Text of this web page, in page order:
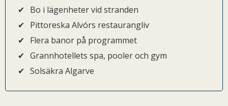
Bo i lägenheter vid stranden
Pittoreska Alvórs restaurangliv
Flera banor på programmet
Grannhotellets spa, pooler och gym
Solsäkra Algarve